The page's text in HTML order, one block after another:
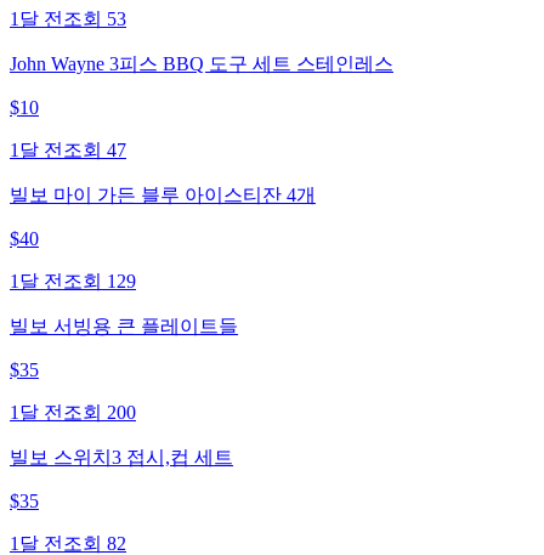
1달 전 조회 53
John Wayne 3피스 BBQ 도구 세트 스테인레스
$10
1달 전 조회 47
빌보 마이 가든 블루 아이스티잔 4개
$40
1달 전 조회 129
빌보 서빙용 큰 플레이트들
$35
1달 전 조회 200
빌보 스위치3 접시,컵 세트
$35
1달 전 조회 82